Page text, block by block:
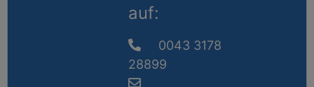
auf:
0043 3178
28899